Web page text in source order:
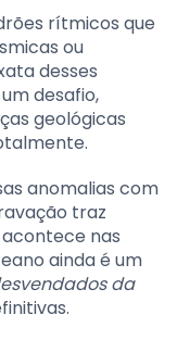
rítmicos que
ou
desses
desafio,
geológicas
anomalias com
traz
nas
ainda é um
da